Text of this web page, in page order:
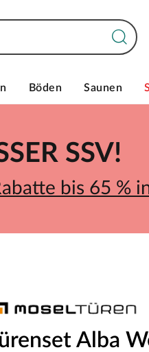
Böden Saunen
SSV!
bis 65 %
Alba